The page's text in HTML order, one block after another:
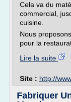
Cela va du
commercial,
cuisine.
Nous
pour la
Lire la suite
Site : http://
Fabriquer